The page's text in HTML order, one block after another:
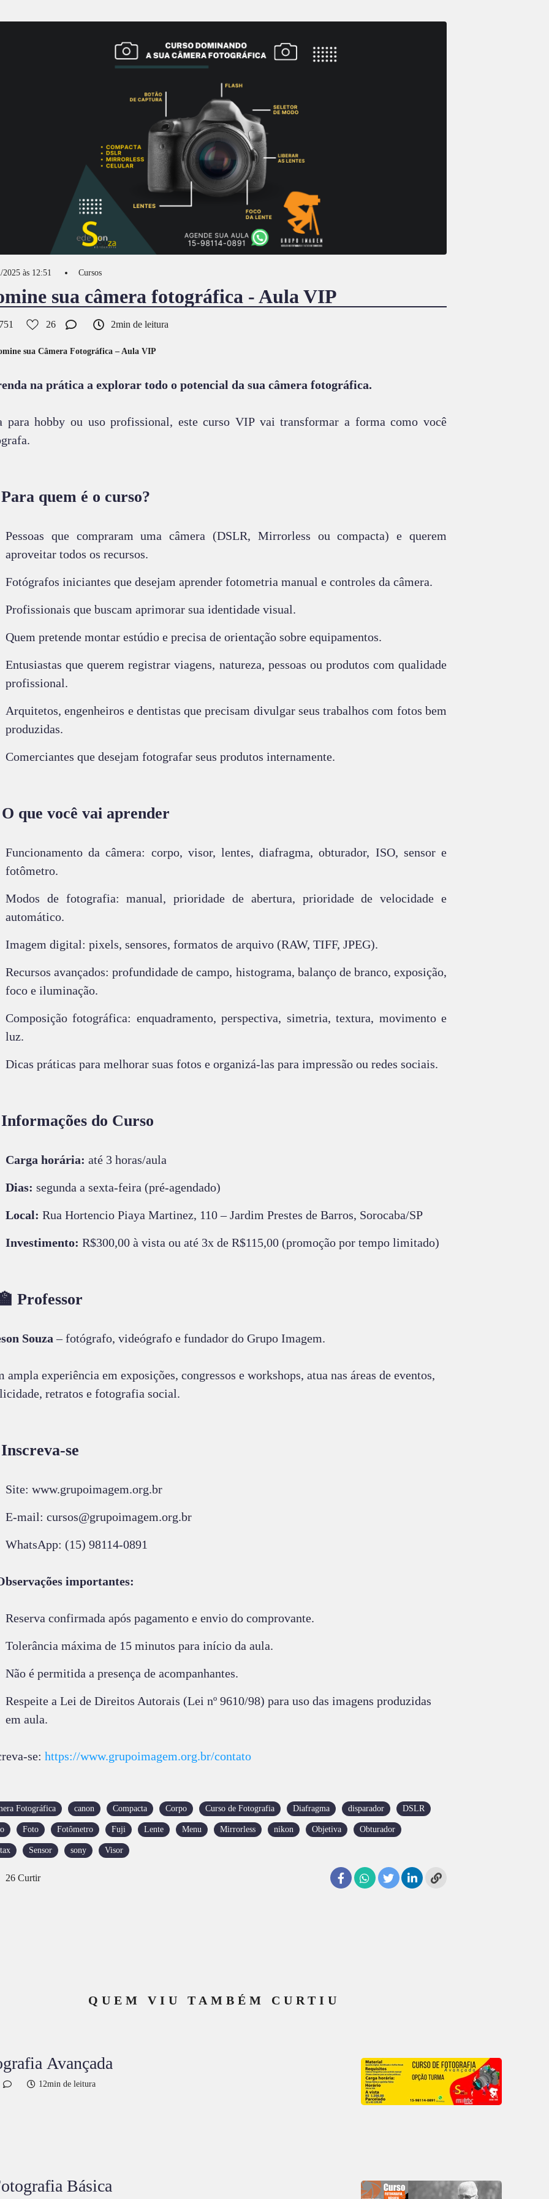
2025 às 12:51 Cursos
sua câmera fotográfica - Aula VIP
26 2min de leitura
sua Câmera Fotográfica – Aula VIP
na prática a explorar todo o potencial da sua câmera fotográfica.
para hobby ou uso profissional, este curso VIP vai transformar a forma como você
quem é o curso?
Pessoas que compraram uma câmera (DSLR, Mirrorless ou compacta) e querem
aproveitar todos os recursos.
Fotógrafos iniciantes que desejam aprender fotometria manual e controles da câmera.
Profissionais que buscam aprimorar sua identidade visual.
Quem pretende montar estúdio e precisa de orientação sobre equipamentos.
Entusiastas que querem registrar viagens, natureza, pessoas ou produtos com qualidade
profissional.
Arquitetos, engenheiros e dentistas que precisam divulgar seus trabalhos com fotos bem
produzidas.
Comerciantes que desejam fotografar seus produtos internamente.
que você vai aprender
Funcionamento da câmera: corpo, visor, lentes, diafragma, obturador, ISO, sensor e
fotômetro.
Modos de fotografia: manual, prioridade de abertura, prioridade de velocidade e
automático.
Imagem digital: pixels, sensores, formatos de arquivo (RAW, TIFF, JPEG).
Recursos avançados: profundidade de campo, histograma, balanço de branco, exposição,
foco e iluminação.
Composição fotográfica: enquadramento, perspectiva, simetria, textura, movimento e
luz.
Dicas práticas para melhorar suas fotos e organizá-las para impressão ou redes sociais.
do Curso
Carga horária: até 3 horas/aula
Dias: segunda a sexta-feira (pré-agendado)
Local: Rua Hortencio Piaya Martinez, 110 – Jardim Prestes de Barros, Sorocaba/SP
Investimento: R$300,00 à vista ou até 3x de R$115,00 (promoção por tempo limitado)
Professor
Souza – fotógrafo, videógrafo e fundador do Grupo Imagem.
ampla experiência em exposições, congressos e workshops, atua nas áreas de eventos,
retratos e fotografia social.
se
Site: www.grupoimagem.org.br
E-mail: cursos@grupoimagem.org.br
WhatsApp: (15) 98114-0891
importantes:
Reserva confirmada após pagamento e envio do comprovante.
Tolerância máxima de 15 minutos para início da aula.
Não é permitida a presença de acompanhantes.
Respeite a Lei de Direitos Autorais (Lei nº 9610/98) para uso das imagens produzidas
em aula.
se: https://www.grupoimagem.org.br/contato
Fotográfica canon Compacta Corpo Curso de Fotografia Diafragma disparador DSLR
Foto Fotômetro Fuji Lente Menu Mirrorless nikon Objetiva Obturador
Sensor sony Visor
26 Curtir
QUEM VIU TAMBÉM CURTIU
Avançada
12min de leitura
Curso de Fotografia Básica